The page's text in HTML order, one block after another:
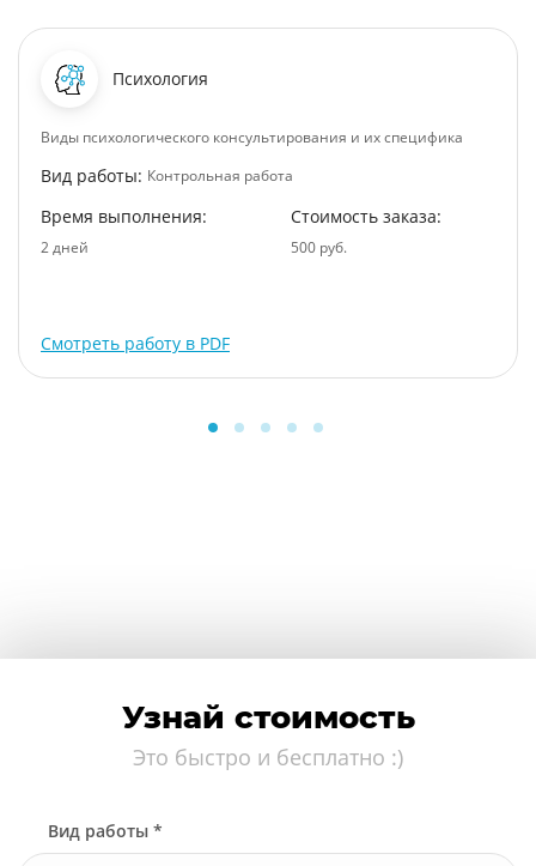
Психология
Виды психологического консультирования и их специфика
Вид работы: Контрольная работа
Время выполнения:
2 дней
Стоимость заказа:
500 руб.
Смотреть работу в PDF
Узнай стоимость
Это быстро и бесплатно :)
Вид работы *